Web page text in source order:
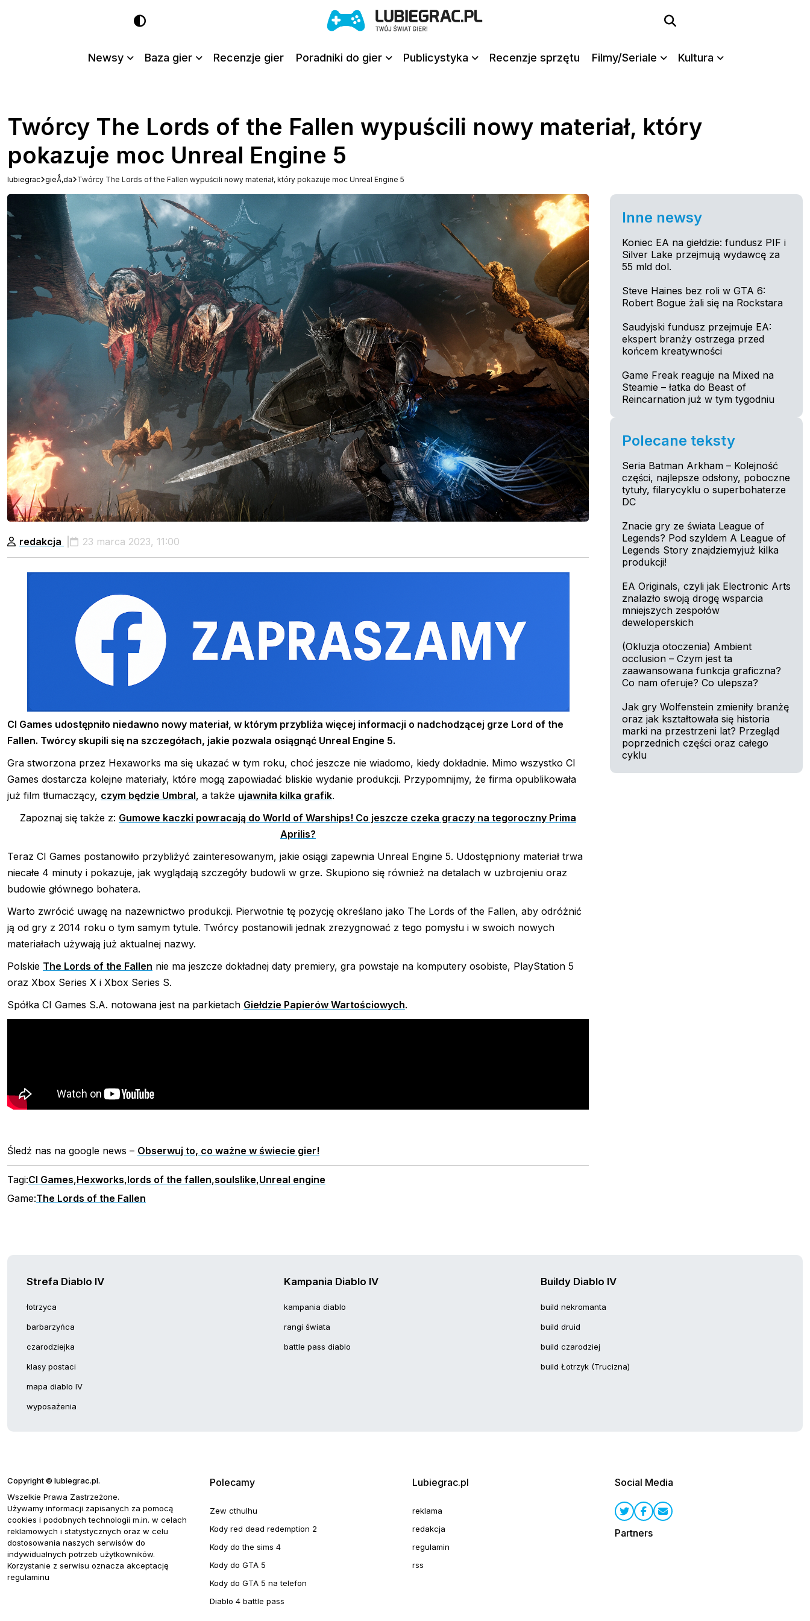
Newsy Baza gier Recenzje gier Poradniki do gier Publicystyka Recenzje sprzętu Filmy/Seriale Kultura
Twórcy The Lords of the Fallen wypuścili nowy materiał, który
pokazuje moc Unreal Engine 5
lubiegrac gieÅ‚da Twórcy The Lords of the Fallen wypuścili nowy materiał, który pokazuje moc Unreal Engine 5
redakcja 23 marca 2023, 11:00
CI Games udostępniło niedawno nowy materiał, w którym przybliża więcej informacji o nadchodzącej grze Lord of the
Fallen. Twórcy skupili się na szczegółach, jakie pozwala osiągnąć Unreal Engine 5.
Gra stworzona przez Hexaworks ma się ukazać w tym roku, choć jeszcze nie wiadomo, kiedy dokładnie. Mimo wszystko CI
Games dostarcza kolejne materiały, które mogą zapowiadać bliskie wydanie produkcji. Przypomnijmy, że firma opublikowała
już film tłumaczący, czym będzie Umbral, a także ujawniła kilka grafik.
Zapoznaj się także z: Gumowe kaczki powracają do World of Warships! Co jeszcze czeka graczy na tegoroczny Prima
Aprilis?
Teraz CI Games postanowiło przybliżyć zainteresowanym, jakie osiągi zapewnia Unreal Engine 5. Udostępniony materiał trwa
niecałe 4 minuty i pokazuje, jak wyglądają szczegóły budowli w grze. Skupiono się również na detalach w uzbrojeniu oraz
budowie głównego bohatera.
Warto zwrócić uwagę na nazewnictwo produkcji. Pierwotnie tę pozycję określano jako The Lords of the Fallen, aby odróżnić
ją od gry z 2014 roku o tym samym tytule. Twórcy postanowili jednak zrezygnować z tego pomysłu i w swoich nowych
materiałach używają już aktualnej nazwy.
Polskie The Lords of the Fallen nie ma jeszcze dokładnej daty premiery, gra powstaje na komputery osobiste, PlayStation 5
oraz Xbox Series X i Xbox Series S.
Spółka CI Games S.A. notowana jest na parkietach Giełdzie Papierów Wartościowych.
Śledź nas na google news – Obserwuj to, co ważne w świecie gier!
Tagi:CI Games,Hexworks,lords of the fallen,soulslike,Unreal engine
Game:The Lords of the Fallen
Inne newsy
Koniec EA na giełdzie: fundusz PIF i
Silver Lake przejmują wydawcę za
55 mld dol.
Steve Haines bez roli w GTA 6:
Robert Bogue żali się na Rockstara
Saudyjski fundusz przejmuje EA:
ekspert branży ostrzega przed
końcem kreatywności
Game Freak reaguje na Mixed na
Steamie – łatka do Beast of
Reincarnation już w tym tygodniu
Polecane teksty
Seria Batman Arkham – Kolejność
części, najlepsze odsłony, poboczne
tytuły, filarycyklu o superbohaterze
DC
Znacie gry ze świata League of
Legends? Pod szyldem A League of
Legends Story znajdziemyjuż kilka
produkcji!
EA Originals, czyli jak Electronic Arts
znalazło swoją drogę wsparcia
mniejszych zespołów
deweloperskich
(Okluzja otoczenia) Ambient
occlusion – Czym jest ta
zaawansowana funkcja graficzna?
Co nam oferuje? Co ulepsza?
Jak gry Wolfenstein zmieniły branżę
oraz jak kształtowała się historia
marki na przestrzeni lat? Przegląd
poprzednich części oraz całego
cyklu
Strefa Diablo IV
łotrzyca
barbarzyńca
czarodziejka
klasy postaci
mapa diablo IV
wyposażenia
Kampania Diablo IV
kampania diablo
rangi świata
battle pass diablo
Buildy Diablo IV
build nekromanta
build druid
build czarodziej
build Łotrzyk (Trucizna)
Copyright © lubiegrac.pl.
Wszelkie Prawa Zastrzeżone.
Używamy informacji zapisanych za pomocą
cookies i podobnych technologii m.in. w celach
reklamowych i statystycznych oraz w celu
dostosowania naszych serwisów do
indywidualnych potrzeb użytkowników.
Korzystanie z serwisu oznacza akceptację
regulaminu
Polecamy
Zew cthulhu
Kody red dead redemption 2
Kody do the sims 4
Kody do GTA 5
Kody do GTA 5 na telefon
Diablo 4 battle pass
Lubiegrac.pl
reklama
redakcja
regulamin
rss
Social Media
Partners